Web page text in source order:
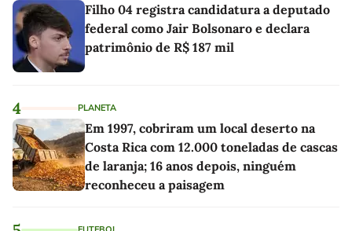
Filho 04 registra candidatura a deputado
federal como Jair Bolsonaro e declara
patrimônio de R$ 187 mil
4 PLANETA
Em 1997, cobriram um local deserto na
Costa Rica com 12.000 toneladas de cascas
de laranja; 16 anos depois, ninguém
reconheceu a paisagem